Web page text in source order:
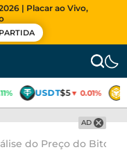
| Placar ao Vivo,
USDT$5▼ 0.01%
AD
do Preço do